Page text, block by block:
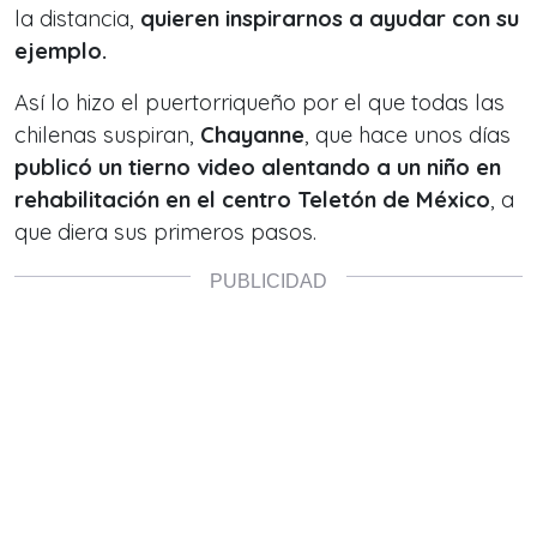
la distancia, quieren inspirarnos a ayudar con su
ejemplo.
Así lo hizo el puertorriqueño por el que todas las
chilenas suspiran, Chayanne, que hace unos días
publicó un tierno video alentando a un niño en
rehabilitación en el centro Teletón de México, a
que diera sus primeros pasos.